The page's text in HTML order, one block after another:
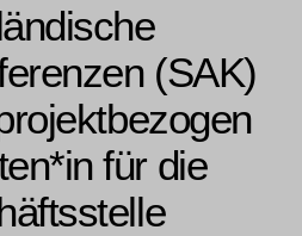
(SAK)
für die